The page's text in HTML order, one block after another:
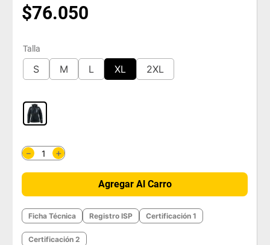
$76.050
Talla
S M L XL 2XL
＋
－
Agregar Al Carro
Ficha Técnica Registro ISP Certificación 1
Certificación 2